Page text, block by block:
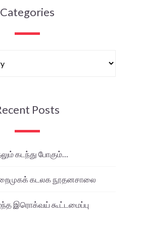
Categories
Posts
கடந்து போகும்…
கடலக நூதனசாலை
இரொக்வய் கூட்டமைப்பு